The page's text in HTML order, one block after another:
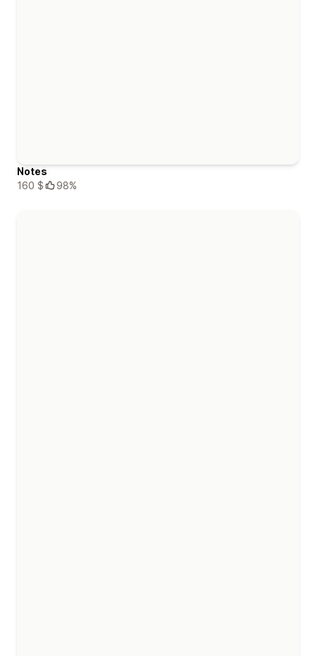
Notes
160 $
98%